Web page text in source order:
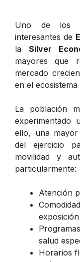
Uno de los
interesantes de
laSilver
mayores que
mercado
en el
La población
experimentado
ello, una
del ejercicio
movilidad y
particularmente:
Atención
salud
Horarios